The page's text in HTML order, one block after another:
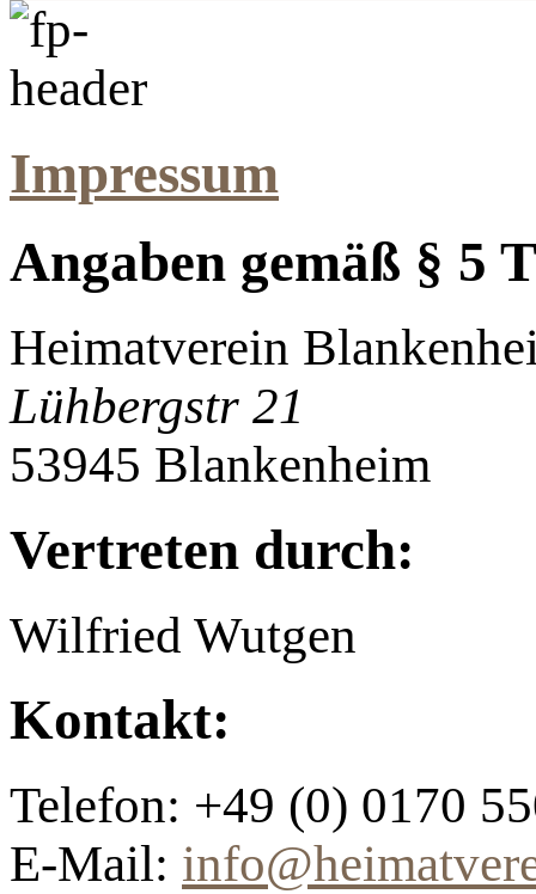
Impressum
Angaben gemäß § 5
Heimatverein
Lühbergstr 21
53945 Blankenheim
Vertreten durch:
Wilfried Wutgen
Kontakt:
Telefon: +49 (0) 0170
E-Mail: